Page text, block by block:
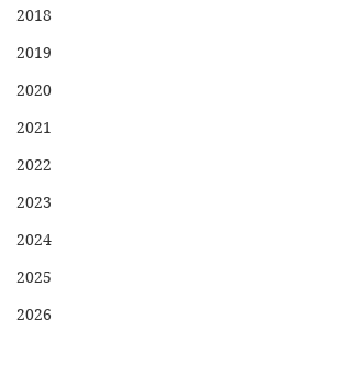
2018
2019
2020
2021
2022
2023
2024
2025
2026